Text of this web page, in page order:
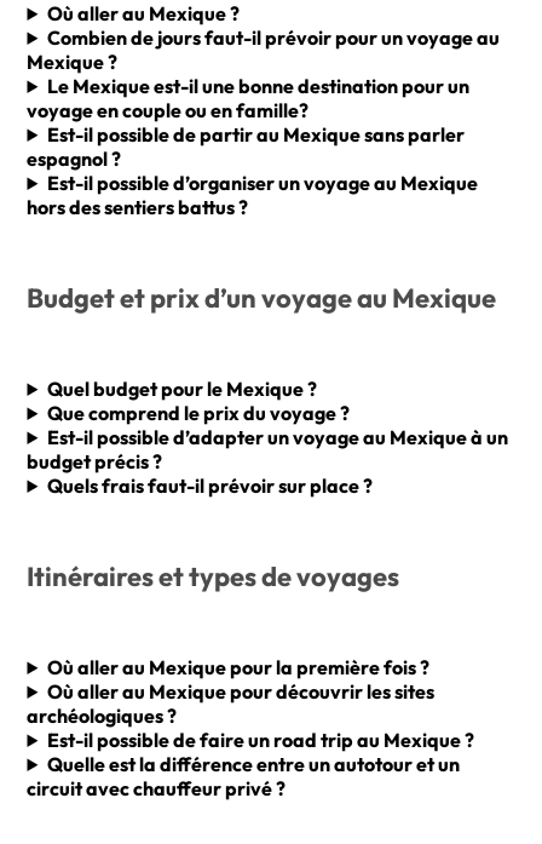
Où aller au Mexique ?
Combien de jours faut-il prévoir pour un voyage au
Mexique ?
Le Mexique est-il une bonne destination pour un
voyage en couple ou en famille?
Est-il possible de partir au Mexique sans parler
espagnol ?
Est-il possible d’organiser un voyage au Mexique
hors des sentiers battus ?
Budget et prix d’un voyage au Mexique
Quel budget pour le Mexique ?
Que comprend le prix du voyage ?
Est-il possible d’adapter un voyage au Mexique à un
budget précis ?
Quels frais faut-il prévoir sur place ?
Itinéraires et types de voyages
Où aller au Mexique pour la première fois ?
Où aller au Mexique pour découvrir les sites
archéologiques ?
Est-il possible de faire un road trip au Mexique ?
Quelle est la différence entre un autotour et un
circuit avec chauffeur privé ?